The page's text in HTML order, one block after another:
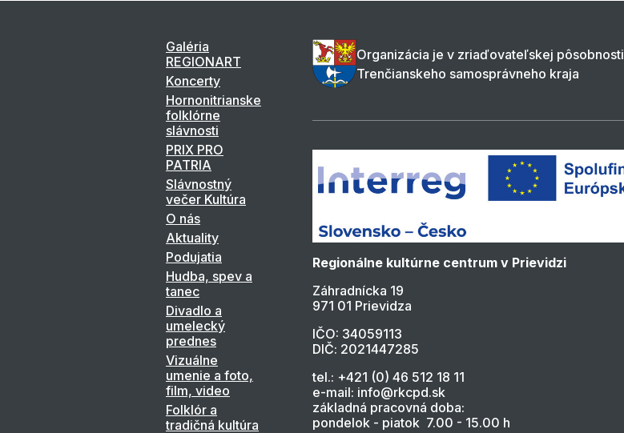
Galéria
REGIONART
Koncerty
Hornonitrianske
folklórne
slávnosti
PRIX PRO
PATRIA
Slávnostný
večer Kultúra
O nás
Aktuality
Podujatia
Hudba, spev a
tanec
Divadlo a
umelecký
prednes
Vizuálne
umenie a foto,
film, video
Folklór a
tradičná kultúra
Organizácia je v zriaďovateľskej pôsobnosti
Trenčianskeho samosprávneho kraja
Regionálne kultúrne centrum v Prievidzi
Záhradnícka 19
971 01 Prievidza
IČO: 34059113
DIČ: 2021447285
tel.: +421 (0) 46 512 18 11
e-mail: info@rkcpd.sk
základná pracovná doba:
pondelok - piatok 7.00 - 15.00 h